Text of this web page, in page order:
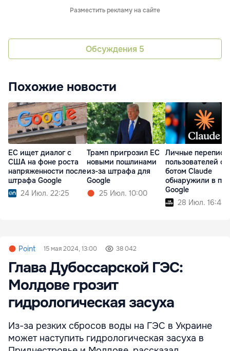
Разместить рекламу на сайте
Обсуждения 5
Похожие новости
ЕС ищет диалог с
США на фоне роста
напряженности после
штрафа Google
24 Июл. 22:25
Трамп пригрозил ЕС
новыми пошлинами
из-за штрафа для
Google
25 Июл. 10:00
Личные
пользователей с
ботом Claude
обнаружили в
Google
28 Июл. 16:44
Point 15 мая 2024, 13:00 38 042
Глава Дубоссарской ГЭС:
Молдове грозит
гидрологическая засуха
Из-за резких сбросов воды на ГЭС в Украине
может наступить гидрологическая засуха в